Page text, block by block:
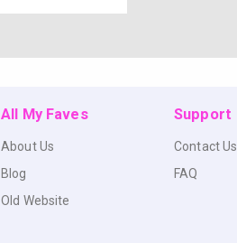
All My Faves
About Us
Blog
Old Website
Support
Contact Us
FAQ